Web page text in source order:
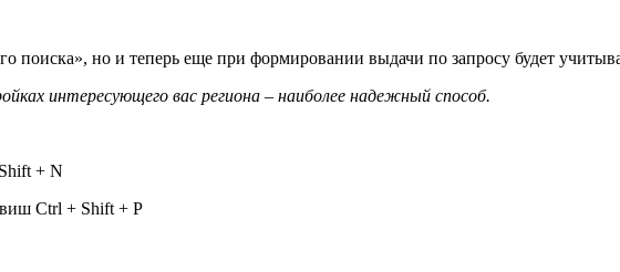
поиска», но и теперь еще при формировании выдачи по запросу будет
интересующего вас региона – наиболее надежный способ.
+ N
Ctrl + Shift + P